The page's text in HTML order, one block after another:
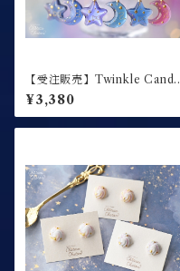
【受注販売】Twinkle Candy
/ キーホルダー
¥3,380